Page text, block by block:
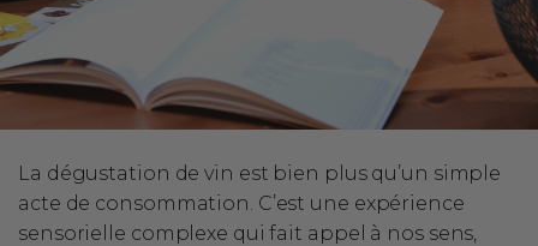
La dégustation de vin est bien plus qu’un simple
acte de consommation. C’est une expérience
sensorielle complexe qui fait appel à nos sens,